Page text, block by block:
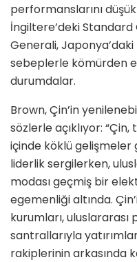
performanslarını
İngiltere’deki
Generali,
sebeplerle kömürden
durumdalar.
Brown, Çin’in
sözlerle açıklıyor:
içinde köklü gelişmeler
liderlik sergilerken,
modası geçmiş bir
egemenliği altında.
kurumları,
santrallarıyla
rakiplerinin arkasında